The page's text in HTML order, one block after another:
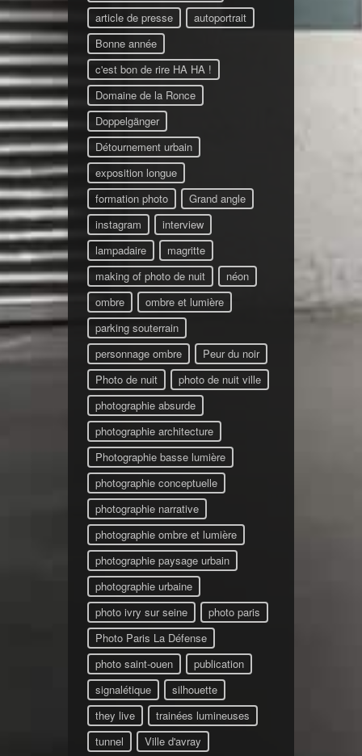
article de presse
autoportrait
Bonne année
c'est bon de rire HA HA !
Domaine de la Ronce
Doppelgänger
Détournement urbain
exposition longue
formation photo
Grand angle
instagram
interview
lampadaire
magritte
making of photo de nuit
néon
ombre
ombre et lumière
parking souterrain
personnage ombre
Peur du noir
Photo de nuit
photo de nuit ville
photographie absurde
photographie architecture
Photographie basse lumière
photographie conceptuelle
photographie narrative
photographie ombre et lumière
photographie paysage urbain
photographie urbaine
photo ivry sur seine
photo paris
Photo Paris La Défense
photo saint-ouen
publication
signalétique
silhouette
they live
trainées lumineuses
tunnel
Ville d'avray